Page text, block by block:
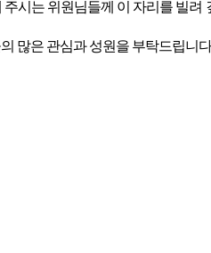
시는 위원님들께 이 자리를 빌려
많은 관심과 성원을 부탁드립니